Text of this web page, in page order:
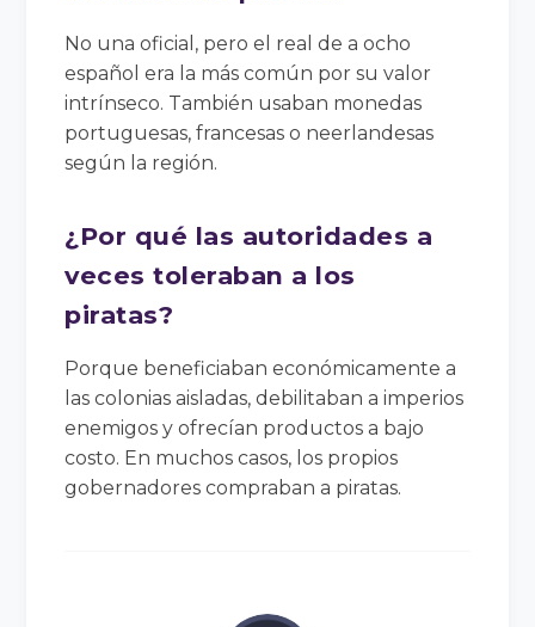
No una oficial, pero el real de a ocho
español era la más común por su valor
intrínseco. También usaban monedas
portuguesas, francesas o neerlandesas
según la región.
¿Por qué las autoridades a
veces toleraban a los
piratas?
Porque beneficiaban económicamente a
las colonias aisladas, debilitaban a imperios
enemigos y ofrecían productos a bajo
costo. En muchos casos, los propios
gobernadores compraban a piratas.